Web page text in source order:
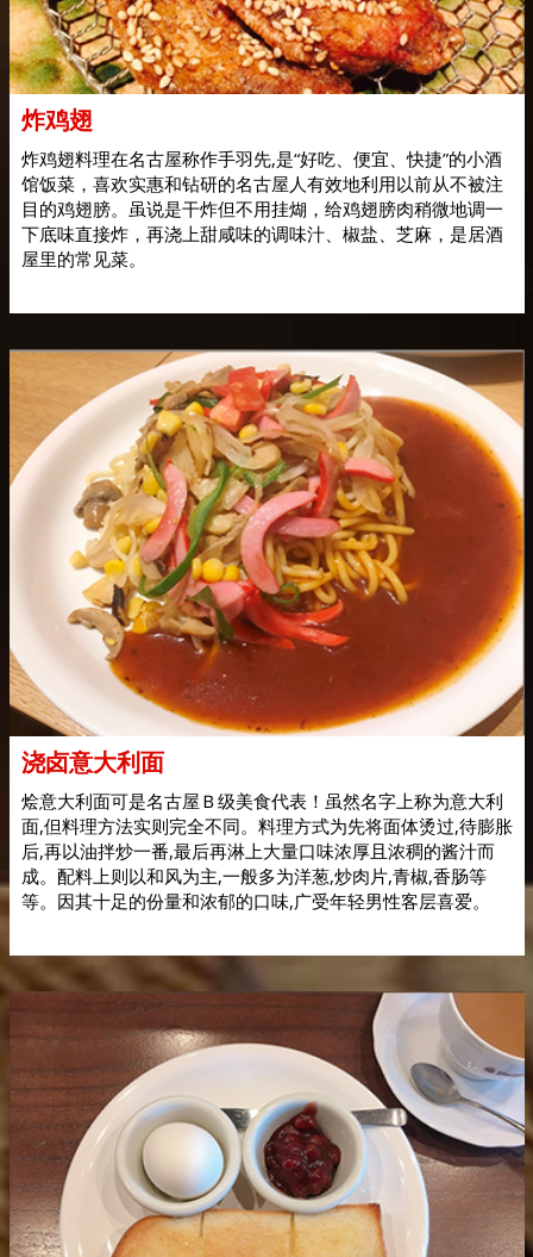
炸鸡翅
炸鸡翅料理在名古屋称作手羽先,是“好吃、便宜、快捷”的小酒
馆饭菜，喜欢实惠和钻研的名古屋人有效地利用以前从不被注
目的鸡翅膀。虽说是干炸但不用挂煳，给鸡翅膀肉稍微地调一
下底味直接炸，再浇上甜咸味的调味汁、椒盐、芝麻，是居酒
屋里的常见菜。
浇卤意大利面
烩意大利面可是名古屋Ｂ级美食代表！虽然名字上称为意大利
面,但料理方法实则完全不同。料理方式为先将面体烫过,待膨胀
后,再以油拌炒一番,最后再淋上大量口味浓厚且浓稠的酱汁而
成。配料上则以和风为主,一般多为洋葱,炒肉片,青椒,香肠等
等。因其十足的份量和浓郁的口味,广受年轻男性客层喜爱。